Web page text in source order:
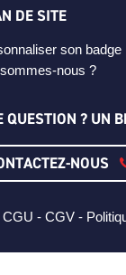
DE SITE
son badge
nous ?
QUESTION ? UN
NOUS
CGU - CGV -